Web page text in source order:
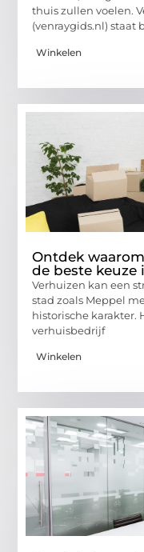
thuis zullen voelen.
(venraygids.nl) staat
Winkelen
Ontdek
de beste
Verhuizen kan een
stad zoals Meppel
historische karakter.
verhuisbedrijf
Winkelen